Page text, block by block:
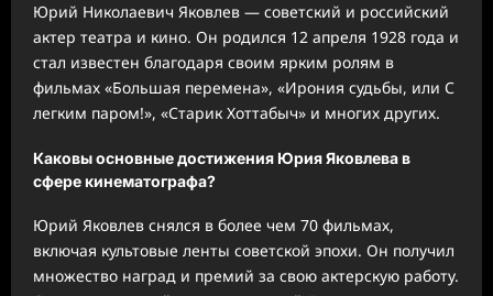
Юрий Николаевич Яковлев — советский и российский
актер театра и кино. Он родился 12 апреля 1928 года и
стал известен благодаря своим ярким ролям в
фильмах «Большая перемена», «Ирония судьбы, или С
легким паром!», «Старик Хоттабыч» и многих других.
Каковы основные достижения Юрия Яковлева в
сфере кинематографа?
Юрий Яковлев снялся в более чем 70 фильмах,
включая культовые ленты советской эпохи. Он получил
множество наград и премий за свою актерскую работу.